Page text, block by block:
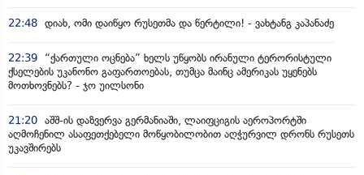
22:48 დიახ, ომი დაიწყო რუსეთმა და წერტილი! - ვახტანგ კაპანაძე
22:39
“ქართული ოცნება” ხელს უწყობს ირანული ტერორისტული
ქსელების უკანონო გაფართოებას, თუმცა მაინც ამერიკას უყენებს
მოთხოვნებს? - ჯო უილსონი
21:20 აშშ-ის დაზვერვა გერმანიაში, ლაიფციგის აეროპორტში
აღმოჩენილ ასაფეთქებელი მოწყობილობით აღჭურვილ დრონს რუსეთს
უკავშირებს